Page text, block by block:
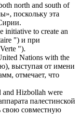
north and south of
поскольку эта
initiative to create an
") и при
").
Nations with the
выступая от имени
отмечает, что
and Hizbollah were
палестинской
свою совместную